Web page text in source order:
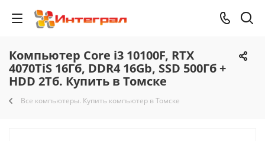
Компьютер Core i3 10100F, RTX
4070TiS 16Гб, DDR4 16Gb, SSD 500Гб +
HDD 2Тб. Купить в Томске
Все компьютеры. Купить компьютер в Томске